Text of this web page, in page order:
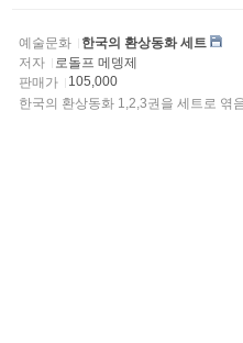
예술문화
한국의 환상동화 세트
저자
로돌프 메뎅제
판매가
105,000
한국의 환상동화 1,2,3권을 세트로 엮